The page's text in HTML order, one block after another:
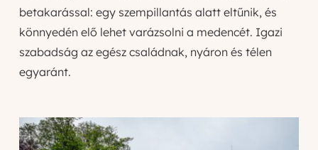
betakarással: egy szempillantás alatt eltűnik, és
könnyedén elő lehet varázsolni a medencét. Igazi
szabadság az egész családnak, nyáron és télen
egyaránt.